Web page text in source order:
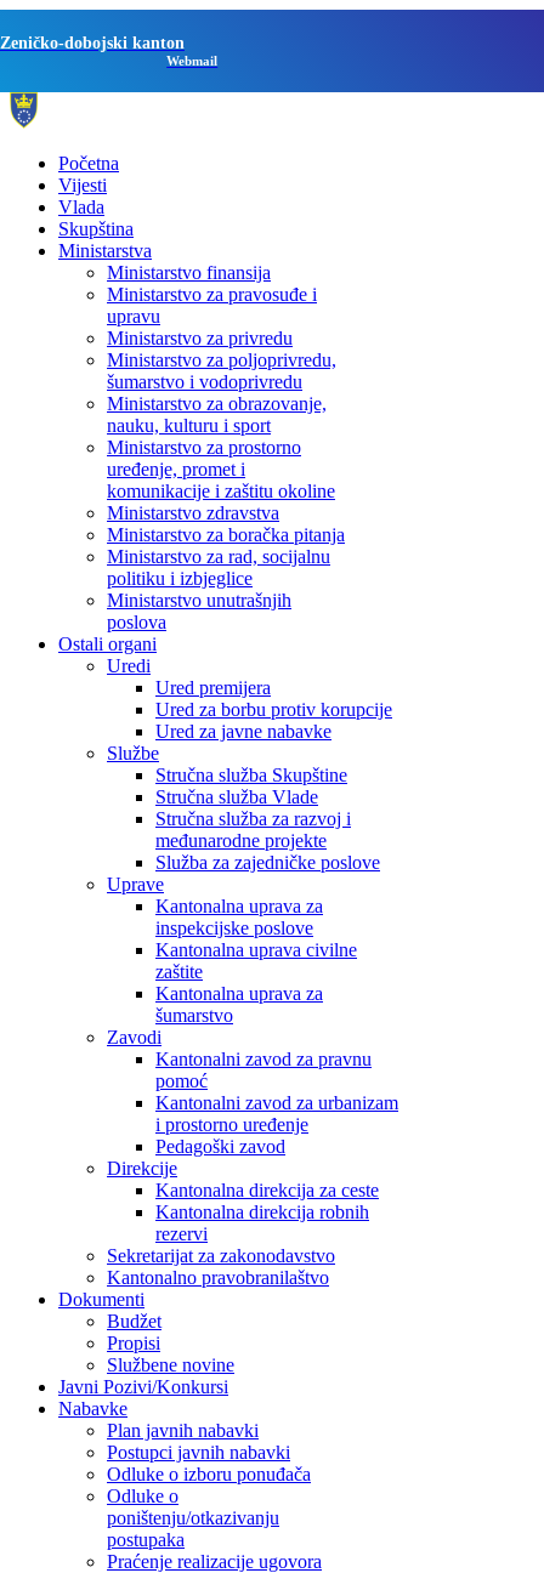
Zeničko-dobojski kanton
Webmail
Početna
Vijesti
Vlada
Skupština
Ministarstva
Ministarstvo finansija
Ministarstvo za pravosuđe i
upravu
Ministarstvo za privredu
Ministarstvo za poljoprivredu,
šumarstvo i vodoprivredu
Ministarstvo za obrazovanje,
nauku, kulturu i sport
Ministarstvo za prostorno
uređenje, promet i
komunikacije i zaštitu okoline
Ministarstvo zdravstva
Ministarstvo za boračka pitanja
Ministarstvo za rad, socijalnu
politiku i izbjeglice
Ministarstvo unutrašnjih
poslova
Ostali organi
Uredi
Ured premijera
Ured za borbu protiv korupcije
Ured za javne nabavke
Službe
Stručna služba Skupštine
Stručna služba Vlade
Stručna služba za razvoj i
međunarodne projekte
Služba za zajedničke poslove
Uprave
Kantonalna uprava za
inspekcijske poslove
Kantonalna uprava civilne
zaštite
Kantonalna uprava za
šumarstvo
Zavodi
Kantonalni zavod za pravnu
pomoć
Kantonalni zavod za urbanizam
i prostorno uređenje
Pedagoški zavod
Direkcije
Kantonalna direkcija za ceste
Kantonalna direkcija robnih
rezervi
Sekretarijat za zakonodavstvo
Kantonalno pravobranilaštvo
Dokumenti
Budžet
Propisi
Službene novine
Javni Pozivi/Konkursi
Nabavke
Plan javnih nabavki
Postupci javnih nabavki
Odluke o izboru ponuđača
Odluke o
poništenju/otkazivanju
postupaka
Praćenje realizacije ugovora